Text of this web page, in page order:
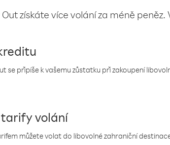
Out získáte více volání za méně
se připíše k vašemu zůstatku při zakoupení
volání
můžete volat do libovolné zahraniční